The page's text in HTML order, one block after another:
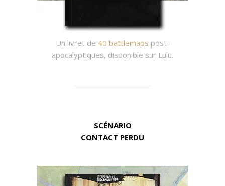
Un livret de 40 battlemaps post-
apocalyptiques, disponible sur Lulu.
SCÉNARIO
CONTACT PERDU